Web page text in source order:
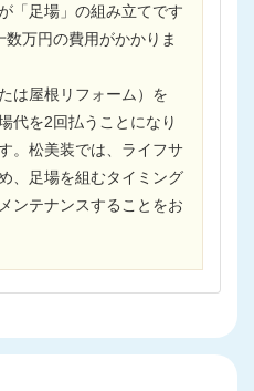
「足場」の組み立てです
万円の費用がかかりま
は屋根リフォーム）を
代を2回払うことになり
。松美装では、ライフサ
、足場を組むタイミング
ンテナンスすることをお